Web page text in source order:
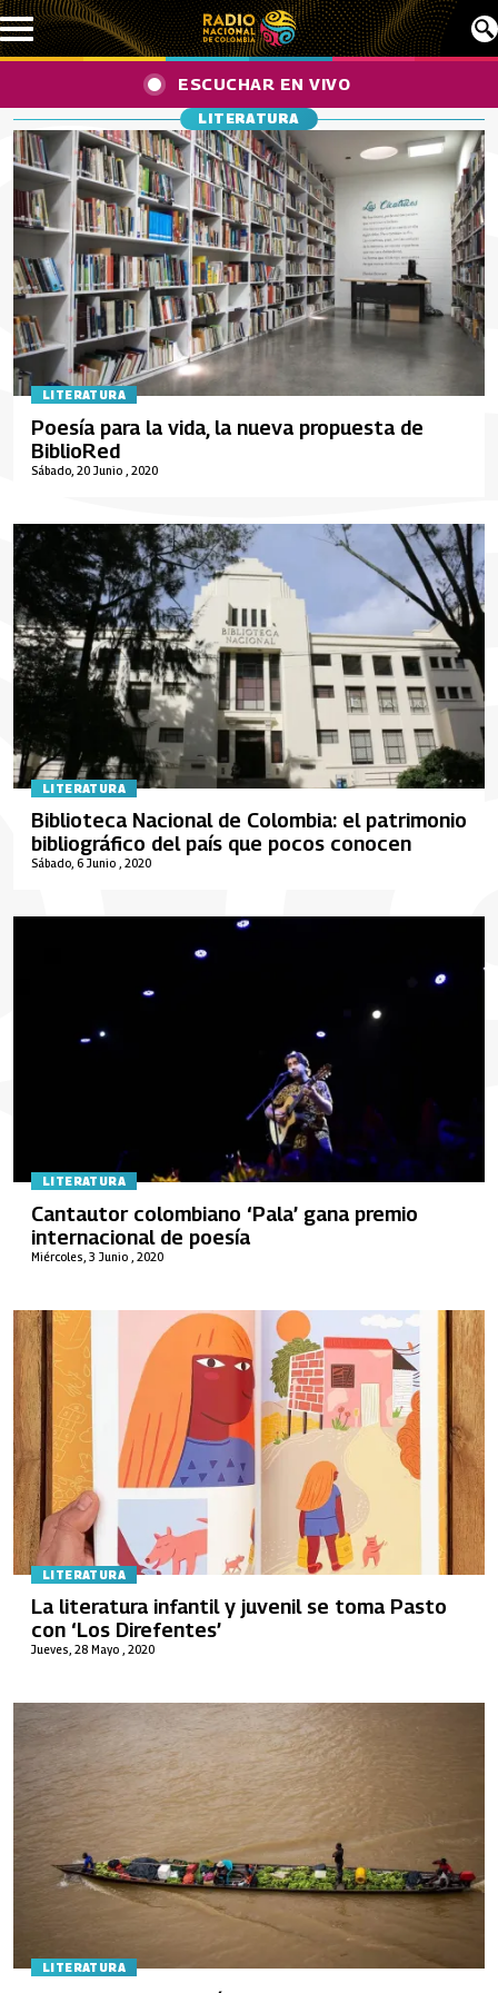
Pasar al contenido principal
ESCUCHAR EN VIVO
LITERATURA
LITERATURA
Sábado, 20 Junio , 2020
Poesía para la vida, la nueva propuesta de
BiblioRed
LITERATURA
Sábado, 6 Junio , 2020
Biblioteca Nacional de Colombia: el patrimonio
bibliográfico del país que pocos conocen
LITERATURA
Miércoles, 3 Junio , 2020
Cantautor colombiano ‘Pala’ gana premio
internacional de poesía
LITERATURA
Jueves, 28 Mayo , 2020
La literatura infantil y juvenil se toma Pasto
con ‘Los Direfentes’
LITERATURA